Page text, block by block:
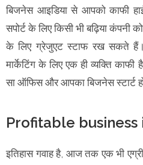
बिजनेस आइडिया से आपको काफी
सपोर्ट के लिए किसी भी बढ़िया
के लिए ग्रेजुएट स्टाफ रख सकते
मार्केटिंग के लिए एक ही व्यक्ति
सा ऑफिस और आपका बिजनेस स्टार्ट
Profitable business
इतिहास गवाह है, आज तक एक भी